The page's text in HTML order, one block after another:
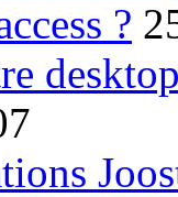
?